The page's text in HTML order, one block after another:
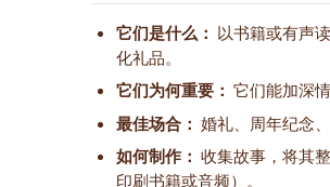
它们是什么： 以书籍或有声
化礼品。
它们为何重要： 它们能加深
最佳场合： 婚礼、周年纪念
如何制作： 收集故事，将其
印刷书籍或音频）。